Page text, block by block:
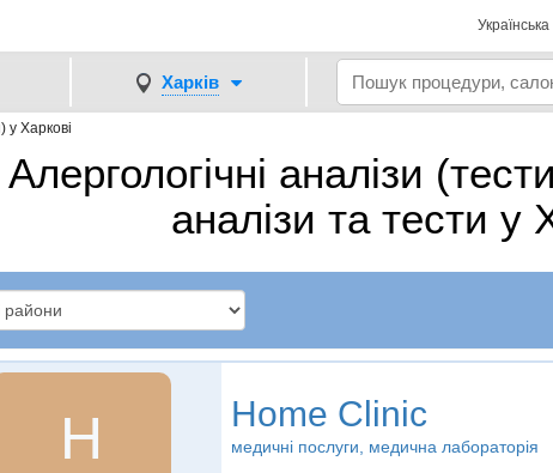
Українська
Харків
у Харкові
Алергологічні аналізи
аналізи та тести у
H Home Clinic
медичні послуги, медична лабораторія